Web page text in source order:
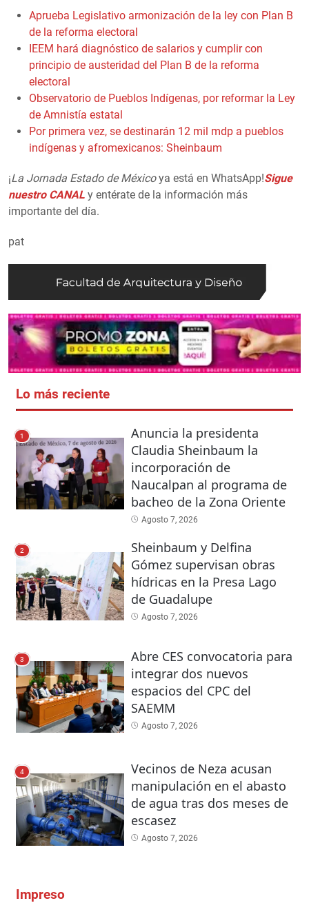
Aprueba Legislativo armonización de la ley con Plan B
de la reforma electoral
IEEM hará diagnóstico de salarios y cumplir con
principio de austeridad del Plan B de la reforma
electoral
Observatorio de Pueblos Indígenas, por reformar la Ley
de Amnistía estatal
Por primera vez, se destinarán 12 mil mdp a pueblos
indígenas y afromexicanos: Sheinbaum
¡La Jornada Estado de Méxicoya está en WhatsApp!Sigue
nuestro CANAL y entérate de la información más
importante del día.
pat
Lo más reciente
1
Anuncia la presidenta
Claudia Sheinbaum la
incorporación de
Naucalpan al programa de
bacheo de la Zona Oriente
Agosto 7, 2026
2
Sheinbaum y Delfina
Gómez supervisan obras
hídricas en la Presa Lago
de Guadalupe
Agosto 7, 2026
3
Abre CES convocatoria para
integrar dos nuevos
espacios del CPC del
SAEMM
Agosto 7, 2026
4
Vecinos de Neza acusan
manipulación en el abasto
de agua tras dos meses de
escasez
Agosto 7, 2026
Impreso